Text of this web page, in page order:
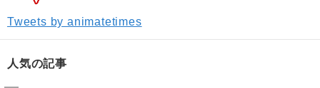
Tweets by animatetimes
人気の記事